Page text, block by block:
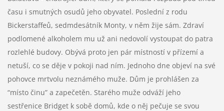
času i smutných osudů jeho obyvatel. Poslední z rodu
Bickerstaffeů, sedmdesátník Monty, v něm žije sám. Zdraví
podlomené alkoholem mu už ani nedovolí vystoupat do patra
rozlehlé budovy. Obývá proto jen pár místností v přízemí a
netuší, co se děje v pokoji nad ním. Jednoho dne objeví na své
pohovce mrtvolu neznámého muže. Dům je prohlášen za
“místo činu” a zapečetěn. Starého muže odváží jeho
sestřenice Bridget k sobě domů, kde o něj pečuje se svou